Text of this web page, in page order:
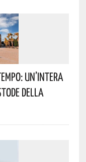
Un’intera
Della